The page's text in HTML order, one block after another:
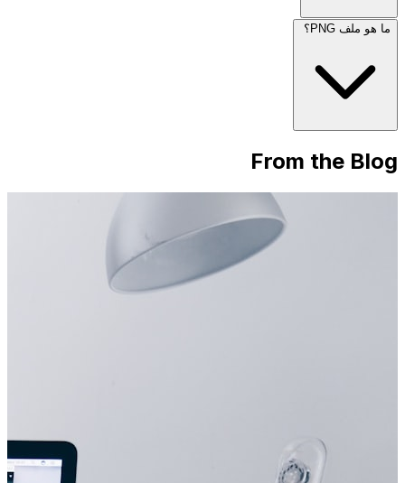
ما هو ملف PNG؟
From the Blog